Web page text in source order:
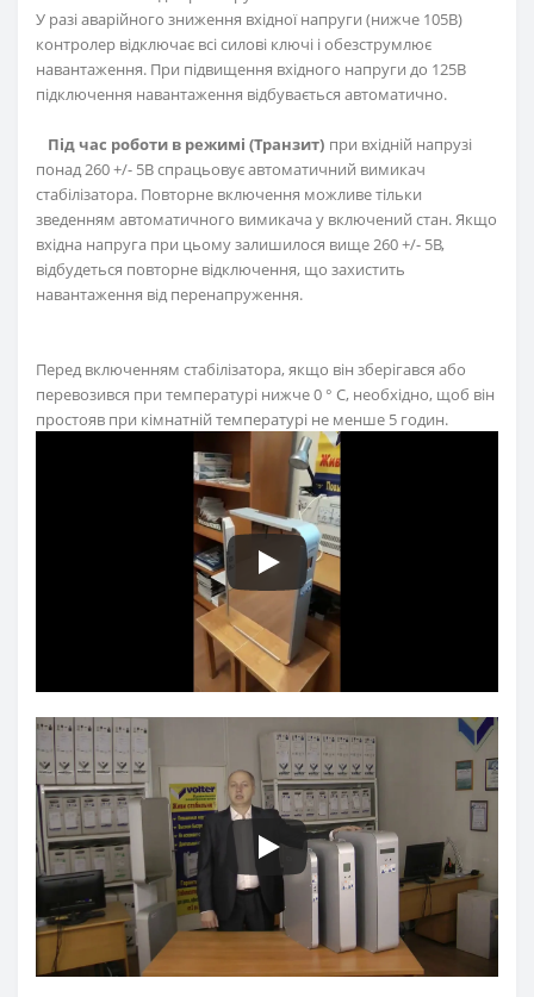
У разі аварійного зниження вхідної напруги (нижче 105В)
контролер відключає всі силові ключі і обезструмлює
навантаження. При підвищення вхідного напруги до 125В
підключення навантаження відбувається автоматично.
Під час роботи в режимі (Транзит) при вхідній напрузі
понад 260 +/- 5В спрацьовує автоматичний вимикач
стабілізатора. Повторне включення можливе тільки
зведенням автоматичного вимикача у включений стан. Якщо
вхідна напруга при цьому залишилося вище 260 +/- 5В,
відбудеться повторне відключення, що захистить
навантаження від перенапруження.
Перед включенням стабілізатора, якщо він зберігався або
перевозився при температурі нижче 0 ° С, необхідно, щоб він
простояв при кімнатній температурі не менше 5 годин.